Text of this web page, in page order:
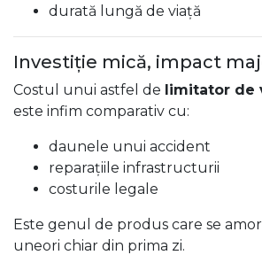
durată lungă de viață
Investiție mică, impact
Costul unui astfel de limitator de
este infim comparativ cu:
daunele unui accident
reparațiile infrastructurii
costurile legale
Este genul de produs care se
uneori chiar din prima zi.